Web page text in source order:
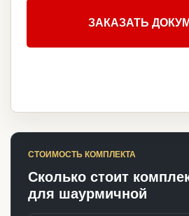
ЗАКАЗАТЬ
СТОИМОСТЬ КОМПЛЕКТА
Сколько стоит
для шаурмичной